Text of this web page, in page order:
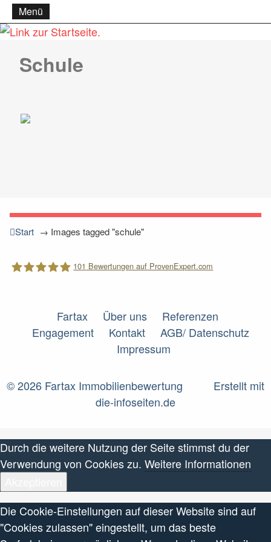
Menü
Schule
Start → Images tagged "schule"
101 Bewertungen auf ProvenExpert.com
Fartax Über uns
Referenzen
Engagement
Kontakt
AGB/ Datenschutz
Impressum
© 2026 Fartax Immobilienbewertung
Erstellt mit
die-infoseiten.de
Durch die weitere Nutzung der Seite stimmst du der
Verwendung von Cookies zu. Weitere Informationen
Die Cookie-Einstellungen auf dieser Website sind auf
"Cookies zulassen" eingestellt, um das beste